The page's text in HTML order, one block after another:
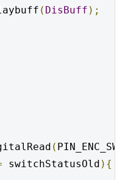
( DisBuff );
(
switchStatusOld ){